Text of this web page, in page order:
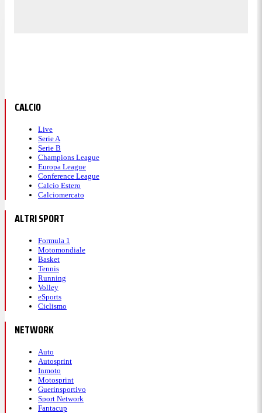
CALCIO
Live
Serie A
Serie B
Champions League
Europa League
Conference League
Calcio Estero
Calciomercato
ALTRI SPORT
Formula 1
Motomondiale
Basket
Tennis
Running
Volley
eSports
Ciclismo
NETWORK
Auto
Autosprint
Inmoto
Motosprint
Guerinsportivo
Sport Network
Fantacup